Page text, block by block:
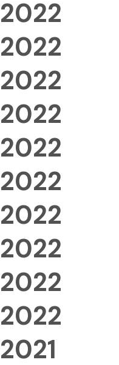
2022
2022
2022
2022
2022
2022
2022
2022
2022
2022
2021